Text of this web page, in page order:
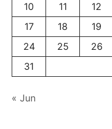
S
A
O
10
11 12
17
18 19
24
25 26
31
« Jun